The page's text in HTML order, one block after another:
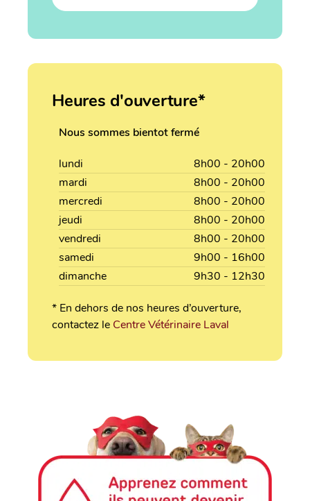
Heures d'ouverture*
Nous sommes bientot fermé
lundi
8h00 - 20h00
mardi
8h00 - 20h00
mercredi
8h00 - 20h00
jeudi
8h00 - 20h00
vendredi
8h00 - 20h00
samedi
9h00 - 16h00
dimanche
9h30 - 12h30
* En dehors de nos heures d’ouverture,
contactez le Centre Vétérinaire Laval